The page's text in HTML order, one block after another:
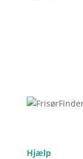
Hjælp